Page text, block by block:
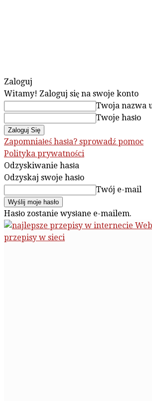
Zaloguj
Witamy! Zaloguj się na swoje konto
Twoja nazwa
Twoje hasło
Zapomniałeś hasła? sprowadź pomoc
Polityka prywatności
Odzyskiwanie hasła
Odzyskaj swoje hasło
Twój e-mail
Hasło zostanie wysłane e-mailem.
przepisy w sieci